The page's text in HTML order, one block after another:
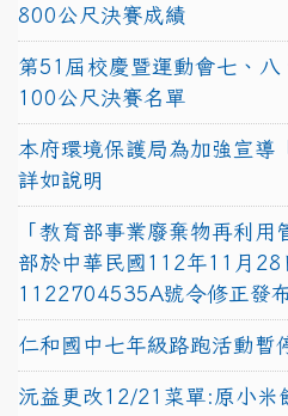
800公尺決賽成績
第51屆校慶暨運動會七、八
100公尺決賽名單
本府環境保護局為加強宣導
詳如說明
「教育部事業廢棄物再利
部於中華民國112年11月28
1122704535A號令修正發
仁和國中七年級路跑活動暫
沅益更改12/21菜單:原小米